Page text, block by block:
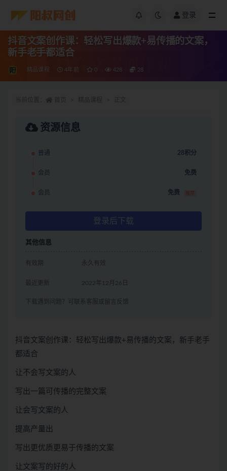
登录
抖音文案创作课：轻松写出爆款+易传播的文案，
新手老手都适合
精品课程 4年前 0 428 28
资源信息
普通 28积分
会员 免费
会员 免费 推荐
登录后下载
其他信息
有效期 永久有效
最近更新 2022年12月26日
下载遇到问题？可联系客服或留言反馈
抖音文案创作课：轻松写出爆款+易传播的文案，新手老手
都适合
让不会写文案的人
写出一篇可传播的完整文案
让会写文案的人
提高产量出
写出更优质更易于传播的文案
让文案写的好的人